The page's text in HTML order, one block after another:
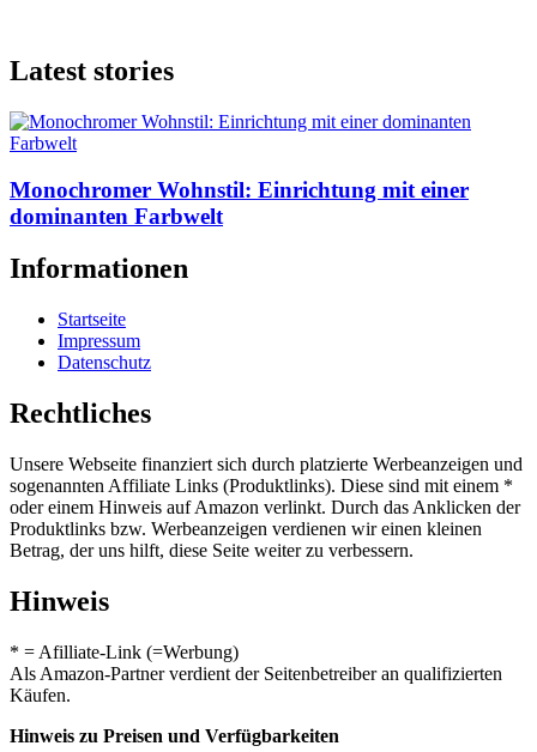
Latest stories
Monochromer Wohnstil: Einrichtung mit einer
dominanten Farbwelt
Informationen
Startseite
Impressum
Datenschutz
Rechtliches
Unsere Webseite finanziert sich durch platzierte Werbeanzeigen und
sogenannten Affiliate Links (Produktlinks). Diese sind mit einem *
oder einem Hinweis auf Amazon verlinkt. Durch das Anklicken der
Produktlinks bzw. Werbeanzeigen verdienen wir einen kleinen
Betrag, der uns hilft, diese Seite weiter zu verbessern.
Hinweis
* = Afilliate-Link (=Werbung)
Als Amazon-Partner verdient der Seitenbetreiber an qualifizierten
Käufen.
Hinweis zu Preisen und Verfügbarkeiten